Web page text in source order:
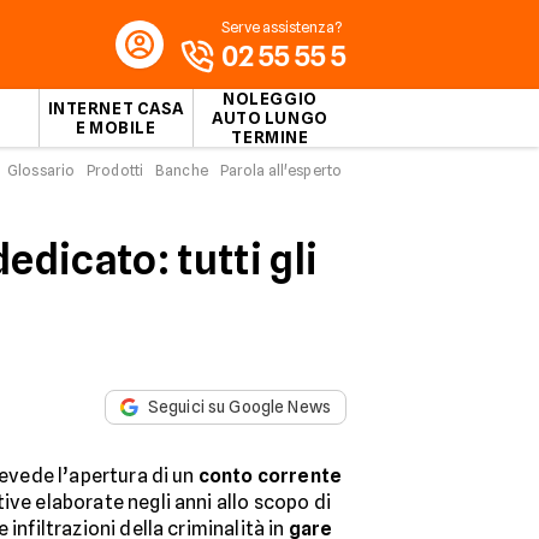
INTERNET CASA
E MOBILE
NOLEGGIO
AUTO LUNGO
TERMINE
Serve assistenza?
02 55 55 5
Glossario Prodotti Banche Parola all'esperto
tutti gli
Seguici su Google News
l’apertura di un conto corrente
elaborate negli anni allo scopo di
infiltrazioni della criminalità in gare